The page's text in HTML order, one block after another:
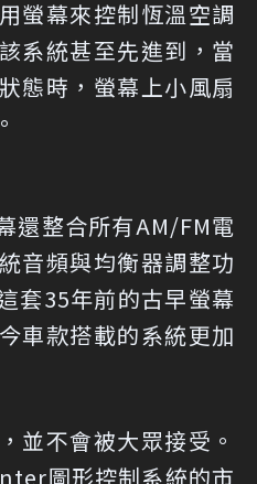
螢幕來控制恆溫空調
系統甚至先進到，當
態時，螢幕上小風扇
還整合所有AM/FM電
音頻與均衡器調整功
套35年前的古早螢幕
車款搭載的系統更加
並不會被大眾接受。
圖形控制系統的市